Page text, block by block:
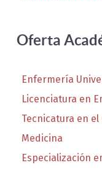
Oferta
Enfermería
Licenciatura en
Tecnicatura en
Medicina
Especialización